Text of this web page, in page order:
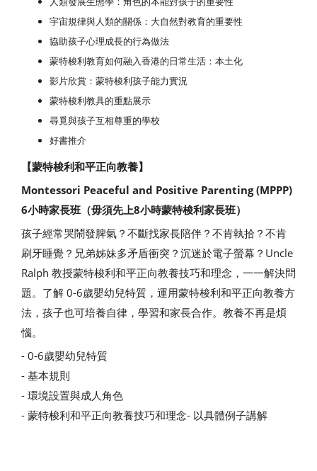
宇宙規律與人類的關係：大自然對教育的重要性
協助孩子心理成長的行為做法
蒙特梭利教育如何融入香港的日常生活：本土化
影片欣賞：蒙特梭利孩子能力實況
蒙特梭利教具的重點展示
尋覓與孩子互相尊重的學校
好書推介
【蒙特梭利和平正向教養】
Montessori Peaceful and Positive Parenting (MPPP)
6小時家長班（毋須先上8小時蒙特梭利家長班）
孩子經常哭鬧發脾氣？不斷找家長陪伴？不肯執拾？不肯
刷牙睡覺？兄弟姊妹多矛盾衝突？沉迷於電子螢幕？Uncle
Ralph 教授蒙特梭利和平正向教養技巧和理念，一一解決問
題。了解 0-6歲嬰幼兒特質，運用蒙特梭利和平正向教養方
法，孩子也可培養自律，學習和家長合作。教養不再是煩
惱。
- 0-6歲嬰幼兒特質
- 基本規則
- 環境設置與成人角色
- 蒙特梭利和平正向教養技巧和理念- 以具體例子講解